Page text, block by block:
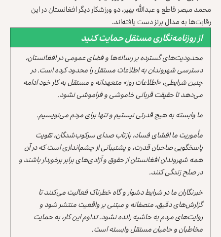
محمد مبصر قاطع و عبدالله بهیر، دو ورزشکار دیگر افغانستان در این
رقابت‌ها به مدال برنز دست یافته‌اند.
از روزنامه‌نگاری مستقل حمایت کنید
محدودیت‌های گسترده بر رسانه‌ها و فضای عمومی در افغانستان،
دسترسی شهروندان به اطلاعات مستقل را محدود کرده است. در
چنین شرایطی، «اطلاعات روز» متعهدانه و مستقل به کار خود ادامه
می‌دهد تا حقیقت قربانی خاموشی و فراموشی نشود.
ما وابسته به هیچ قدرتی نیستیم و تنها برای مردم می‌نویسیم.
مأموریت ما افشای فساد، بازتاب صدای سرکوب‌شدگان، تقویت
پاسخگویی صاحبان قدرت، و پشتیبانی از چشم‌اندازی است که در آن
همه شهروندان افغانستان از حقوق و آزادی‌های برابر برخوردار باشند و
در صلح زندگی کنند.
خبرنگاران ما در شرایط دشوار و گاه خطرناک فعالیت می‌کنند تا
گزارش‌های دقیق، منصفانه و مبتنی بر واقعیت منتشر شود و
روایت‌های مردم به حاشیه رانده نشود. تداوم این کار، به حمایت
مخاطبان و حامیان مستقل وابسته است.